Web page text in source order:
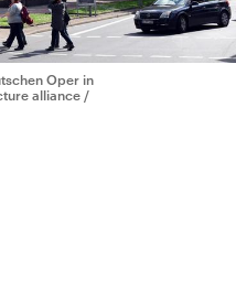
Oper in
alliance /